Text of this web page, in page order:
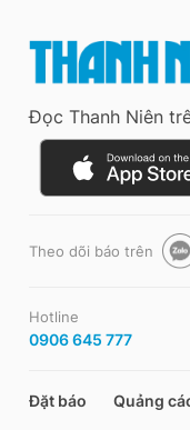
Đọc Thanh Niên
Theo dõi báo trên
Hotline
0906 645 777
Đặt báo Quảng